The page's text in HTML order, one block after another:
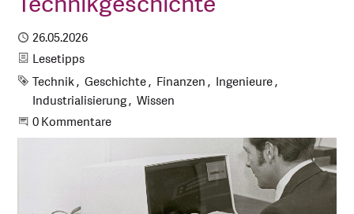
Publiziert
26.05.2026
Kategorie
Lesetipps
Schlagworte
Technik Geschichte Finanzen
Ingenieure
Industrialisierung
Wissen
Beginne eine Unterhaltung
0 Kommentare